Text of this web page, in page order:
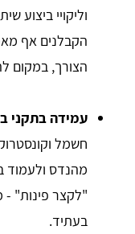
וליקויי ביצוע
הקבלנים אף
הצורך, במקום
עמידה בתקני
חשמל
מהנדס ולעמוד
"לקצר פינות" -
בעתיד.